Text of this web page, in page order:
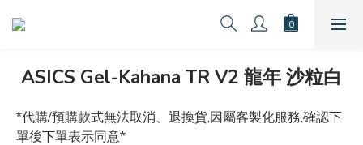
ASICS Gel-Kahana TR V2 龍年 沙粒白
*代購/預購款式無法取消、退換貨,因屬客製化服務,確認下
單後下單表示同意*